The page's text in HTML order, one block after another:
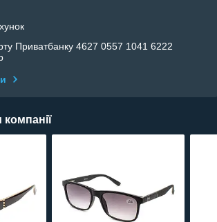
Приватбанку 4627 0557 1041 6222
компанії